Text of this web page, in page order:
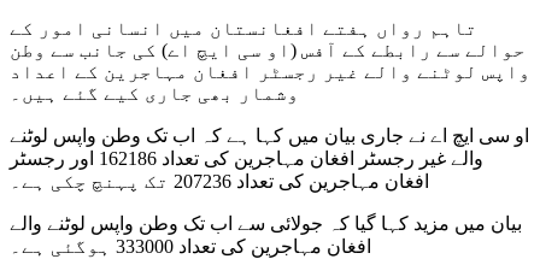
تاہم رواں ہفتے افغانستان میں انسانی امور کے
حوالے سے رابطے کے آفس (او سی ایچ اے) کی جانب سے وطن
واپس لوٹنے والے غیر رجسٹر افغان مہاجرین کے اعداد
وشمار بھی جاری کیے گئے ہیں۔
او سی ایچ اے نے جاری بیان میں کہا ہے کہ اب تک وطن واپس لوٹنے
والے غیر رجسٹر افغان مہاجرین کی تعداد 162186 اور رجسٹر
افغان مہاجرین کی تعداد 207236 تک پہنچ چکی ہے۔
بیان میں مزید کہا گیا کہ جولائی سے اب تک وطن واپس لوٹنے والے
افغان مہاجرین کی تعداد 333000 ہوگئی ہے۔